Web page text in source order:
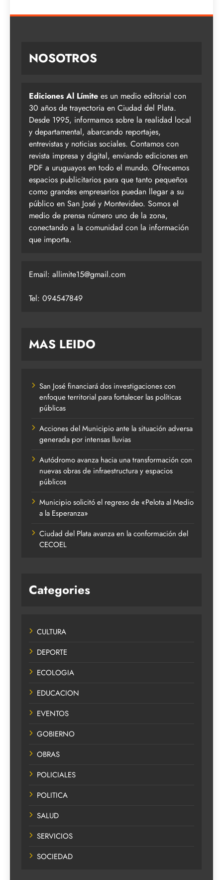
NOSOTROS
Ediciones Al Límite es un medio editorial con
30 años de trayectoria en Ciudad del Plata.
Desde 1995, informamos sobre la realidad local
y departamental, abarcando reportajes,
entrevistas y noticias sociales. Contamos con
revista impresa y digital, enviando ediciones en
PDF a uruguayos en todo el mundo. Ofrecemos
espacios publicitarios para que tanto pequeños
como grandes empresarios puedan llegar a su
público en San José y Montevideo. Somos el
medio de prensa número uno de la zona,
conectando a la comunidad con la información
que importa.
Email: allimite15@gmail.com
Tel: 094547849
MAS LEIDO
San José financiará dos investigaciones con
enfoque territorial para fortalecer las políticas
públicas
Acciones del Municipio ante la situación adversa
generada por intensas lluvias
Autódromo avanza hacia una transformación con
nuevas obras de infraestructura y espacios
públicos
Municipio solicitó el regreso de «Pelota al Medio
a la Esperanza»
Ciudad del Plata avanza en la conformación del
CECOEL
Categories
CULTURA
DEPORTE
ECOLOGIA
EDUCACION
EVENTOS
GOBIERNO
OBRAS
POLICIALES
POLITICA
SALUD
SERVICIOS
SOCIEDAD